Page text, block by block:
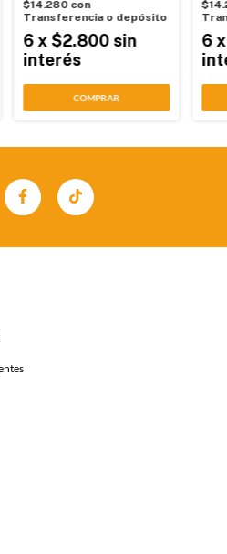
$14.280 con
Transferencia o depósito
6 x$2.800 sin
interés
COMPRAR
6